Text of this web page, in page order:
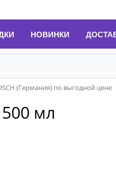
НОВИНКИ
(Германия) по выгодной цене
мл